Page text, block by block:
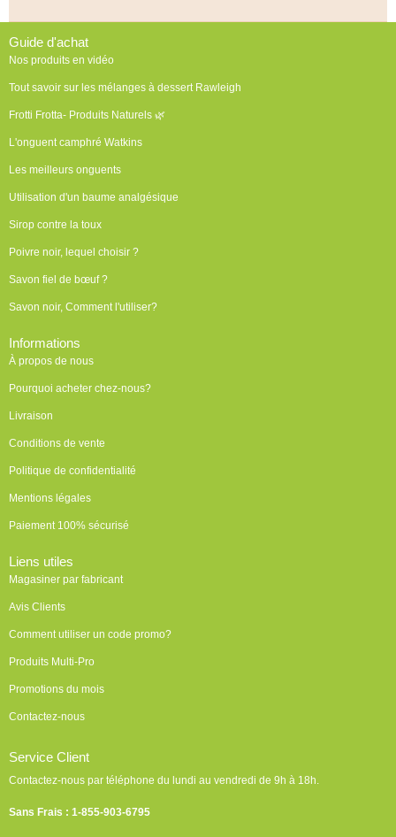
Guide d'achat
Nos produits en vidéo
Tout savoir sur les mélanges à dessert Rawleigh
Frotti Frotta- Produits Naturels 🌿
L'onguent camphré Watkins
Les meilleurs onguents
Utilisation d'un baume analgésique
Sirop contre la toux
Poivre noir, lequel choisir ?
Savon fiel de bœuf ?
Savon noir, Comment l'utiliser?
Informations
À propos de nous
Pourquoi acheter chez-nous?
Livraison
Conditions de vente
Politique de confidentialité
Mentions légales
Paiement 100% sécurisé
Liens utiles
Magasiner par fabricant
Avis Clients
Comment utiliser un code promo?
Produits Multi-Pro
Promotions du mois
Contactez-nous
Service Client
Contactez-nous par téléphone du lundi au vendredi de 9h à 18h.
Sans Frais : 1-855-903-6795